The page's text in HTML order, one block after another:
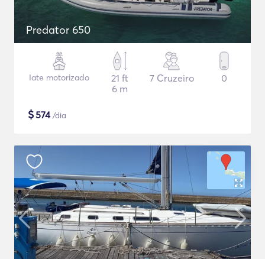
Predator 650
Iate motorizado
21 ft
6 m
7 Cruzeiro 0
$574/dia